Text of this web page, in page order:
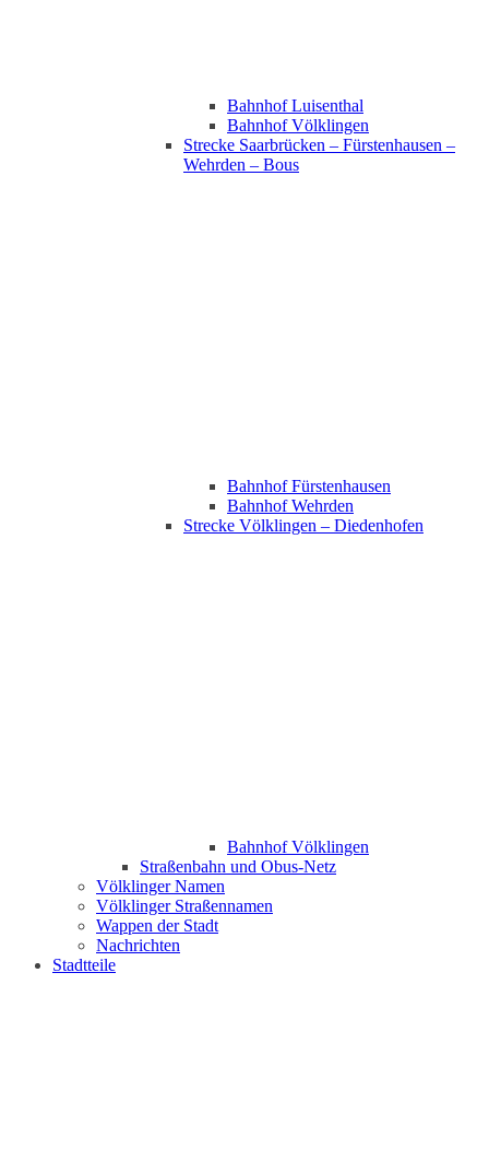
Bahnhof Luisenthal
Bahnhof Völklingen
Strecke Saarbrücken – Fürstenhausen –
Wehrden – Bous
Bahnhof Fürstenhausen
Bahnhof Wehrden
Strecke Völklingen – Diedenhofen
Bahnhof Völklingen
Straßenbahn und Obus-Netz
Völklinger Namen
Völklinger Straßennamen
Wappen der Stadt
Nachrichten
Stadtteile